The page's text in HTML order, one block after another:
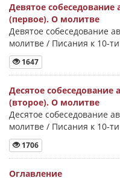
Девятое собеседование
(первое). О молитве
Девятое собеседование
молитве / Писания к 10-ти
1647
Десятое собеседование
(второе). О молитве
Десятое собеседование
молитве / Писания к 10-ти
1706
Оглавление